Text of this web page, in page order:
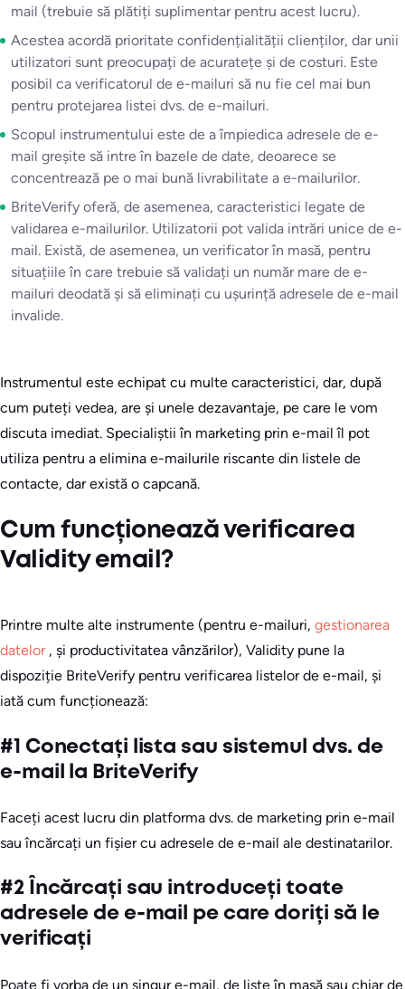
mail (trebuie să plătiți suplimentar pentru acest lucru).
Acestea acordă prioritate confidențialității clienților, dar unii
utilizatori sunt preocupați de acuratețe și de costuri. Este
posibil ca verificatorul de e-mailuri să nu fie cel mai bun
pentru protejarea listei dvs. de e-mailuri.
Scopul instrumentului este de a împiedica adresele de e-
mail greșite să intre în bazele de date, deoarece se
concentrează pe o mai bună livrabilitate a e-mailurilor.
BriteVerify oferă, de asemenea, caracteristici legate de
validarea e-mailurilor. Utilizatorii pot valida intrări unice de e-
mail. Există, de asemenea, un verificator în masă, pentru
situațiile în care trebuie să validați un număr mare de e-
mailuri deodată și să eliminați cu ușurință adresele de e-mail
invalide.
Instrumentul este echipat cu multe caracteristici, dar, după
cum puteți vedea, are și unele dezavantaje, pe care le vom
discuta imediat. Specialiștii în marketing prin e-mail îl pot
utiliza pentru a elimina e-mailurile riscante din listele de
contacte, dar există o capcană.
Cum funcționează verificarea
Validity email?
Printre multe alte instrumente (pentru e-mailuri, gestionarea
datelor , și productivitatea vânzărilor), Validity pune la
dispoziție BriteVerify pentru verificarea listelor de e-mail, și
iată cum funcționează:
#1 Conectați lista sau sistemul dvs. de
e-mail la BriteVerify
Faceți acest lucru din platforma dvs. de marketing prin e-mail
sau încărcați un fișier cu adresele de e-mail ale destinatarilor.
#2 Încărcați sau introduceți toate
adresele de e-mail pe care doriți să le
verificați
Poate fi vorba de un singur e-mail, de liste în masă sau chiar de